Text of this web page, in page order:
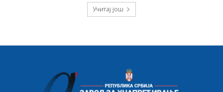
Учитај још